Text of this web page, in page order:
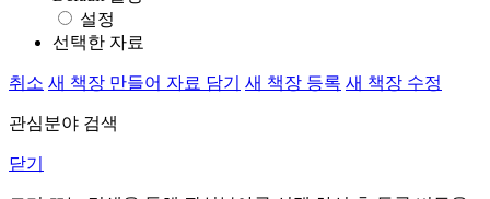
설정
선택한 자료
취소 새 책장 만들어 자료 담기 새 책장 등록 새 책장 수정
관심분야 검색
닫기